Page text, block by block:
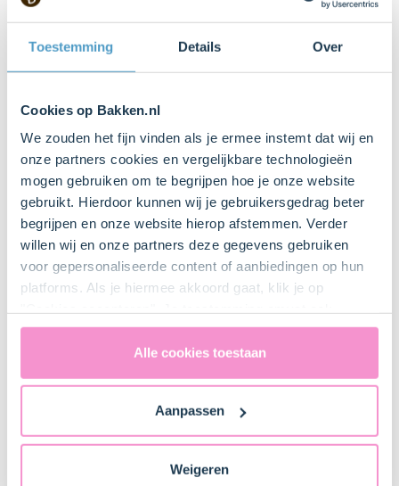
Toestemming Details Over
Cookies op Bakken.nl
We zouden het fijn vinden als je ermee instemt dat wij en
onze partners cookies en vergelijkbare technologieën
mogen gebruiken om te begrijpen hoe je onze website
gebruikt. Hierdoor kunnen wij je gebruikersgedrag beter
begrijpen en onze website hierop afstemmen. Verder
willen wij en onze partners deze gegevens gebruiken
voor gepersonaliseerde content of aanbiedingen op hun
platforms. Als je hiermee akkoord gaat, klik je op
uitdrukkelijk een eventuele gegevensoverdracht naar de
Verenigde Staten in de zin van artikel 49 AVG. Raadpleeg
ons
naar technology providers en partners in de Verenigde
Staten. Je kunt op elk moment van gedachten
Alle cookies toestaan
Aanpassen
Weigeren
2
2. Chocolade smelten
erop dat je dit geleidelijk doet door de schaal af en toe
van het kokende water te halen. Dit voorkomt dat de
chocolade gaat klonteren of harde stukjes krijgt.